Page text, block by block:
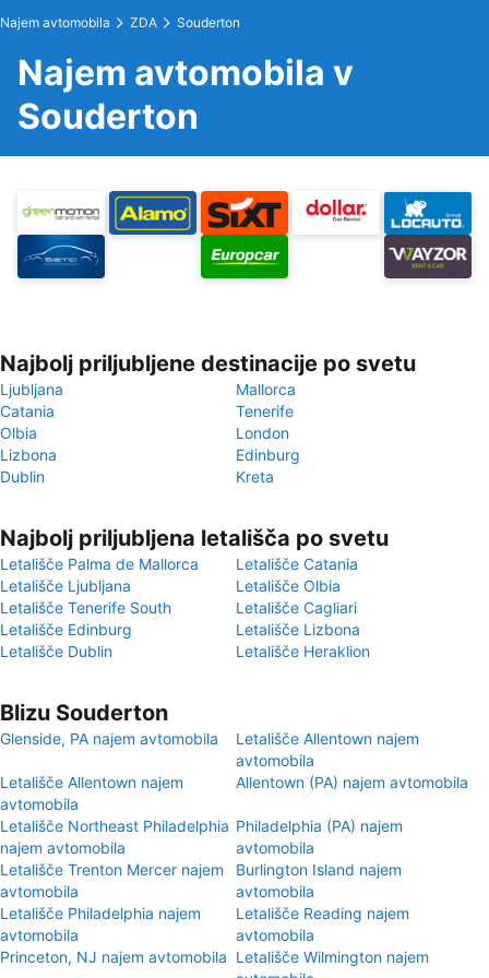
Najem avtomobila ZDA Souderton
Najem avtomobila v
Souderton
Najbolj priljubljene destinacije po svetu
Ljubljana
Mallorca
Catania
Tenerife
Olbia
London
Lizbona
Edinburg
Dublin
Kreta
Najbolj priljubljena letališča po svetu
Letališče Palma de Mallorca
Letališče Catania
Letališče Ljubljana
Letališče Olbia
Letališče Tenerife South
Letališče Cagliari
Letališče Edinburg
Letališče Lizbona
Letališče Dublin
Letališče Heraklion
Blizu Souderton
Glenside, PA najem avtomobila
Letališče Allentown najem
avtomobila
Letališče Allentown najem
avtomobila
Allentown (PA) najem avtomobila
Letališče Northeast Philadelphia
najem avtomobila
Philadelphia (PA) najem
avtomobila
Letališče Trenton Mercer najem
avtomobila
Burlington Island najem
avtomobila
Letališče Philadelphia najem
avtomobila
Letališče Reading najem
avtomobila
Princeton, NJ najem avtomobila Letališče Wilmington najem